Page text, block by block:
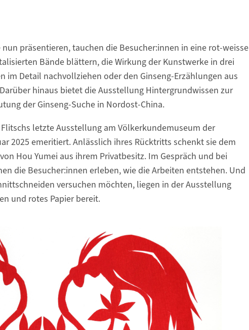
präsentieren, tauchen die Besucher:innen in eine rot-weisse
Bände blättern, die Wirkung der Kunstwerke in drei
im Detail nachvollziehen oder den Ginseng-Erzählungen aus
hinaus bietet die Ausstellung Hintergrundwissen zur
der Ginseng-Suche in Nordost-China.
letzte Ausstellung am Völkerkundemuseum der
2025 emeritiert. Anlässlich ihres Rücktritts schenkt sie dem
Hou Yumei aus ihrem Privatbesitz. Im Gespräch und bei
die Besucher:innen erleben, wie die Arbeiten entstehen. Und
versuchen möchten, liegen in der Ausstellung
und rotes Papier bereit.